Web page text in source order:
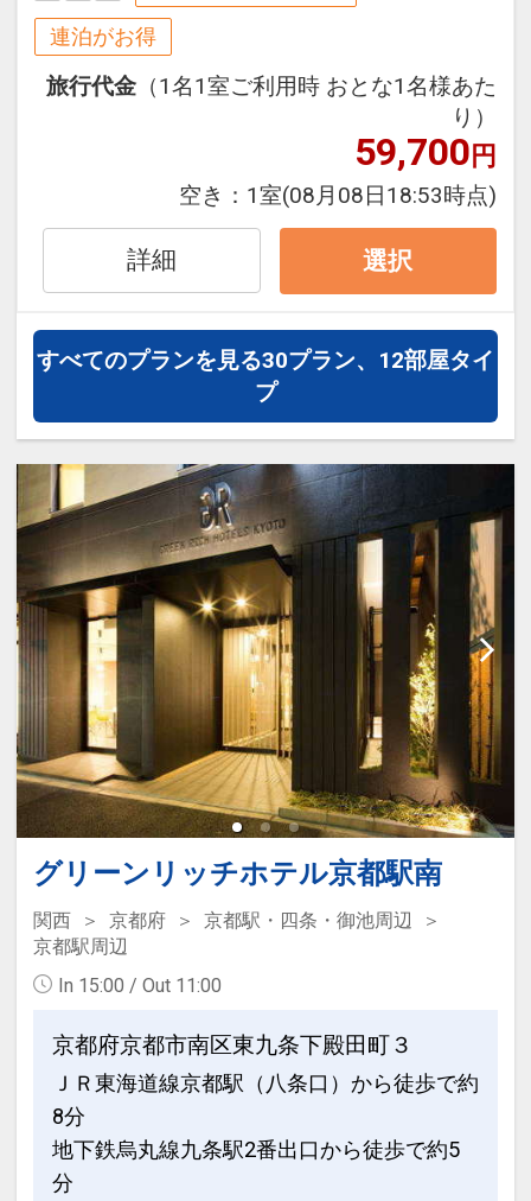
設定期間：2026年4月1日～2026年9月
インターネットコース番号：DP-1-
連泊の場合、
1泊目より1泊につきおひとり様
円引
※割引適用後のご旅行代金は、カレンダ
ーからお進みいただいた後表示される
「空室照会結果確認画面」でご確認くだ
さい。
※宿泊期間中すべての日において人数・
一であることが割引適用の条件となりま
す。
「食事なしプラン」と「朝食付プラン」
をご用意しています。
●「食事なしプラン」と「朝食付プラ
ン」を掲載しています。
※ご覧のページがどちらかを
【食事条
件】の項目でご確認のうえ、予約にお進
み下さい。
朝食内容について ※朝食付の場合
●和洋バイキング：「ル・プレジール」
●洋食セットまたは洋食バイキング：
「ロンド」
●和定食：「うおまん」
※朝食内容は状況により変更となる場合
があります。
設定期間：2026年4月1日～2026年9月
インターネットコース番号：DP-1-
17413050
連泊がお得
旅行代金 （1名1室ご利用時 おとな1名様あた
り）
59,700円
空き： 1室(08月08日18:53時点)
詳細 選択
すべてのプランを見る30プラン、12部屋タイ
プ
グリーンリッチホテル京都駅南
関西 京都府
京都駅・四条・御池周辺
京都駅周辺
In 15:00 / Out 11:00
京都府京都市南区東九条下殿田町３
ＪＲ東海道線京都駅（八条口）から徒歩で約
8分
地下鉄烏丸線九条駅2番出口から徒歩で約5
分